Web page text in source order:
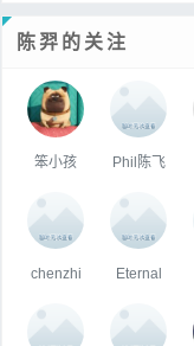
陈羿的关注
笨小孩 Phil陈飞
chenzhi Eternal